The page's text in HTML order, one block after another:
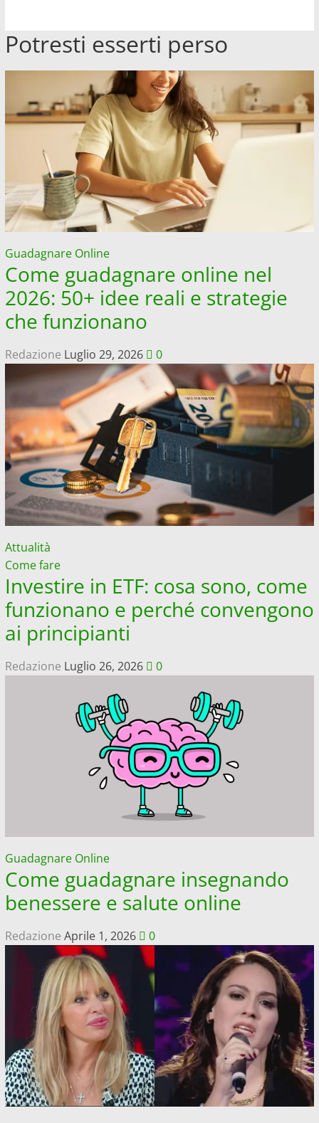
su
Elon
Musk
come
è
diventato
ricco:
storia
Potresti esserti perso
Guadagnare Online
Come guadagnare online nel
2026: 50+ idee reali e strategie
che funzionano
Redazione Luglio 29, 2026 0
Attualità
Come fare
Investire in ETF: cosa sono, come
funzionano e perché convengono
ai principianti
Redazione Luglio 26, 2026 0
Guadagnare Online
Come guadagnare insegnando
benessere e salute online
Redazione Aprile 1, 2026 0